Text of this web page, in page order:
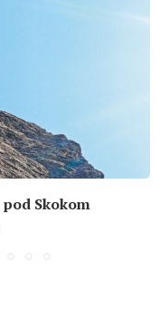
Skokom